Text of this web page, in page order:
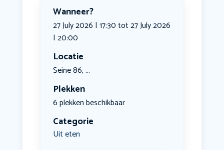
Wanneer?
27 July 2026 | 17:30 tot 27 July 2026
| 20:00
Locatie
Seine 86, ...
Plekken
6 plekken beschikbaar
Categorie
Uit eten